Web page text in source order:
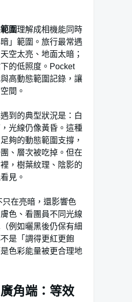
圍理解成相機能同時
」範圍。旅行最常遇
空太亮、地面太暗；
的低照度。Pocket
與高動態範圍記錄，讓
間。
到的典型狀況是：白
光線仍像黃昏。這種
夠的動態範圍支撐，
、層次被吃掉。但在
，樹葉紋理、陰影的
見。
只在亮暗，還影響色
色、看團員不同光線
例如曬黑後仍保有細
是「調得更紅更飽
色彩能量被更合理地
角端：等效